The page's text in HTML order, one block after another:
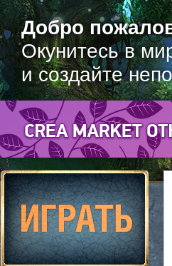
Добро
Окунитесь в
и создайте